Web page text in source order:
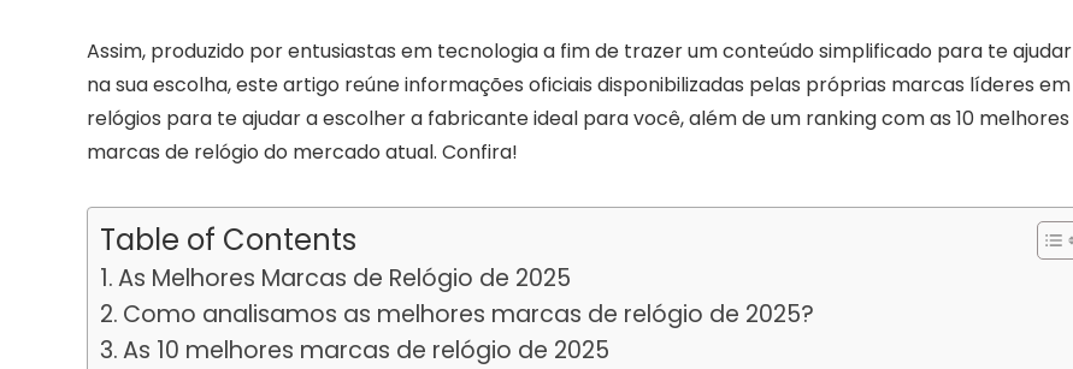
Assim, produzido por entusiastas em tecnologia a fim de trazer um conteúdo simplificado para te ajudar
na sua escolha, este artigo reúne informações oficiais disponibilizadas pelas próprias marcas líderes em
relógios para te ajudar a escolher a fabricante ideal para você, além de um ranking com as 10 melhores
marcas de relógio do mercado atual. Confira!
Table of Contents
As Melhores Marcas de Relógio de 2025
Como analisamos as melhores marcas de relógio de 2025?
As 10 melhores marcas de relógio de 2025